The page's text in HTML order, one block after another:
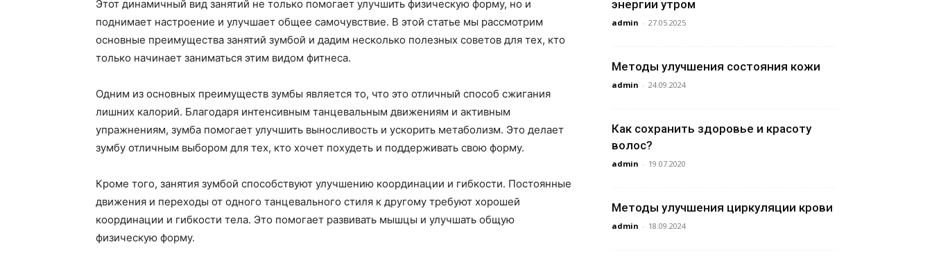
Этот динамичный вид занятий не только помогает улучшить физическую форму, но и
поднимает настроение и улучшает общее самочувствие. В этой статье мы рассмотрим
основные преимущества занятий зумбой и дадим несколько полезных советов для тех, кто
только начинает заниматься этим видом фитнеса.
Одним из основных преимуществ зумбы является то, что это отличный способ сжигания
лишних калорий. Благодаря интенсивным танцевальным движениям и активным
упражнениям, зумба помогает улучшить выносливость и ускорить метаболизм. Это делает
зумбу отличным выбором для тех, кто хочет похудеть и поддерживать свою форму.
Кроме того, занятия зумбой способствуют улучшению координации и гибкости. Постоянные
движения и переходы от одного танцевального стиля к другому требуют хорошей
координации и гибкости тела. Это помогает развивать мышцы и улучшать общую
физическую форму.
энергии утром
admin - 27.05.2025
Методы улучшения состояния кожи
admin - 24.09.2024
Как сохранить здоровье и красоту
волос?
admin - 19.07.2020
Методы улучшения циркуляции крови
admin - 18.09.2024